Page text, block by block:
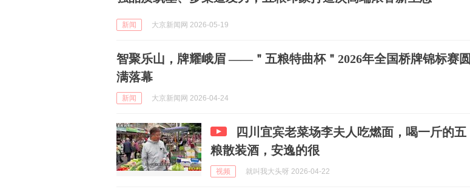
新闻 大京新闻网 2026-05-19
智聚乐山，牌耀峨眉 ——＂五粮特曲杯＂2026年全国桥牌锦标赛圆
满落幕
新闻 大京新闻网 2026-04-24
四川宜宾老菜场李夫人吃燃面，喝一斤的五
粮散装酒，安逸的很
视频 就叫我大头呀 2026-04-22